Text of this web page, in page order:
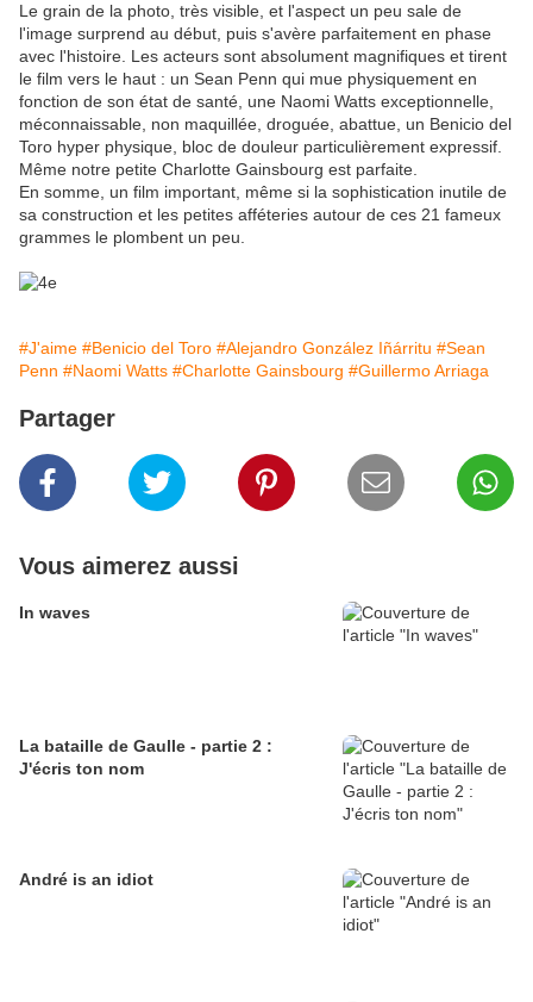
Le grain de la photo, très visible, et l'aspect un peu sale de
l'image surprend au début, puis s'avère parfaitement en phase
avec l'histoire. Les acteurs sont absolument magnifiques et tirent
le film vers le haut : un Sean Penn qui mue physiquement en
fonction de son état de santé, une Naomi Watts exceptionnelle,
méconnaissable, non maquillée, droguée, abattue, un Benicio del
Toro hyper physique, bloc de douleur particulièrement expressif.
Même notre petite Charlotte Gainsbourg est parfaite.
En somme, un film important, même si la sophistication inutile de
sa construction et les petites afféteries autour de ces 21 fameux
grammes le plombent un peu.
#J'aime #Benicio del Toro #Alejandro González Iñárritu #Sean
Penn #Naomi Watts #Charlotte Gainsbourg #Guillermo Arriaga
Partager
Vous aimerez aussi
In waves
La bataille de Gaulle - partie 2 :
J'écris ton nom
André is an idiot